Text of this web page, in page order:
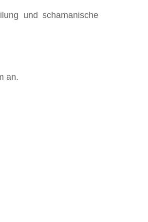
und schamanische
an.